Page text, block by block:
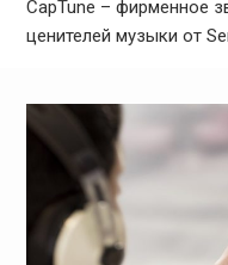
CapTune – фирменное
ценителей музыки от